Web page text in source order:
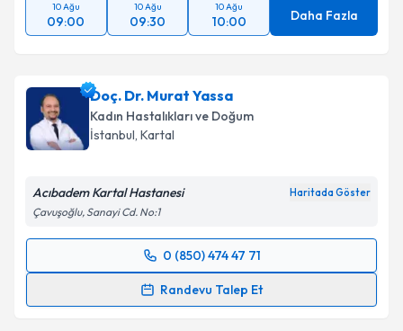
10 Ağu
09:00
10 Ağu
09:30
10 Ağu
10:00 Daha Fazla
Doç. Dr. Murat Yassa
Kadın Hastalıkları ve Doğum
İstanbul, Kartal
Acıbadem Kartal Hastanesi Haritada Göster
Çavuşoğlu, Sanayi Cd. No:1
0 (850) 474 47 71
Randevu Talep Et
Randevu Takvimi Talebi